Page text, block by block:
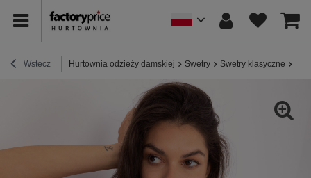
Wstecz Hurtownia odzieży damskiej Swetry Swetry klasyczne